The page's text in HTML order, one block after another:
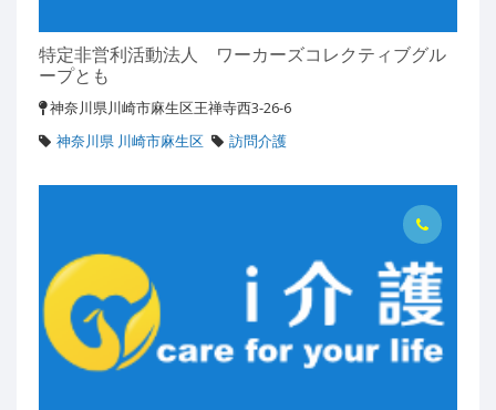
特定非営利活動法人 ワーカーズコレクティブグル
ープとも
神奈川県川崎市麻生区王禅寺西3-26-6
神奈川県 川崎市麻生区
訪問介護